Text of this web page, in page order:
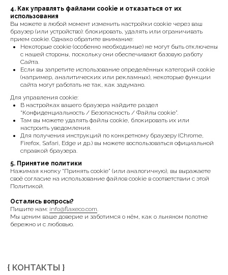
4. Как управлять файлами cookie и отказаться от их
использования
Вы можете в любой момент изменить настройки cookie через ваш
браузер (или устройство): блокировать, удалять или ограничивать
прием cookie. Однако обратите внимание:
Некоторые cookie (особенно необходимые) не могут быть отключены
с нашей стороны, поскольку они обеспечивают базовую работу
Сайта.
Если вы запретите использование определённых категорий cookie
(например, аналитических или рекламных), некоторые функции
сайта могут работать не так, как задумано.
Для управления cookie:
В настройках вашего браузера найдите раздел
“Конфиденциальность / Безопасность / Файлы cookie”.
Там вы можете удалять файлы cookie, блокировать их или
настроить уведомления.
Для получения инструкций по конкретному браузеру (Chrome,
Firefox, Safari, Edge и др.) вы можете воспользоваться официальной
справкой браузера.
5. Принятие политики
Нажимая кнопку “Принять cookie” (или аналогичную), вы выражаете
своё согласие на использование файлов cookie в соответствии с этой
Политикой.
Остались вопросы?
Пишите нам: info@flaxeco.com.
Мы ценим ваше доверие и заботимся о нём, как о льняном полотне
бережно и с любовью.
ГОТОВЫ ОБСУДИТЬ ЗАКАЗ?
Свяжитесь с нами любым удобным вам
способом, или заполните форму и мы
Я даю согласие на обработку персональных
данных и соглашаюсь с политикой
конфиденциальности
{ КОНТАКТЫ }